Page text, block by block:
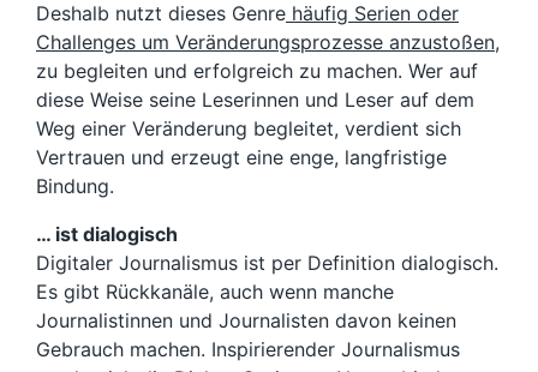
Deshalb nutzt dieses Genre häufig Serien oder
Challenges um Veränderungsprozesse anzustoßen,
zu begleiten und erfolgreich zu machen. Wer auf
diese Weise seine Leserinnen und Leser auf dem
Weg einer Veränderung begleitet, verdient sich
Vertrauen und erzeugt eine enge, langfristige
Bindung.
… ist dialogisch
Digitaler Journalismus ist per Definition dialogisch.
Es gibt Rückkanäle, auch wenn manche
Journalistinnen und Journalisten davon keinen
Gebrauch machen. Inspirierender Journalismus